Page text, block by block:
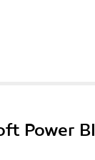
Power BI